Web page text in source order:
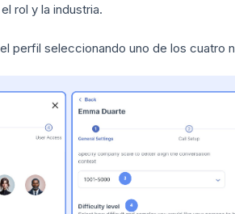
rol y la industria.
perfil seleccionando uno de los cuatro